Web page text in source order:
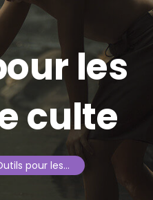
les
culte
pour les…